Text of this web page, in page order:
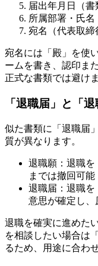
届出年月日（書
所属部署・氏名
宛名（代表取締
宛名には「殿」を使
ームを書き、認印ま
正式な書類では避け
「退職届」と「
似た書類に「退職届
質が異なります。
退職願：退職を
までは撤回可能
退職届：退職
意思が確定し、
退職を確実に進めた
を相談したい場合は
るため、用途に合わ